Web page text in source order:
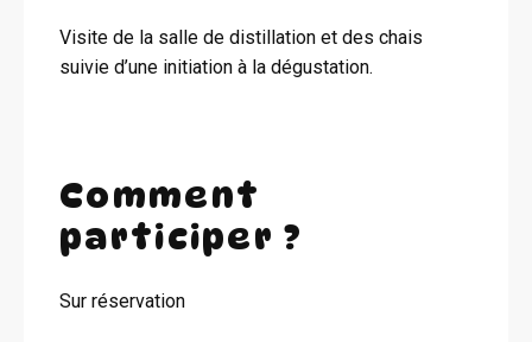
Visite de la salle de distillation et des chais
suivie d’une initiation à la dégustation.
Comment
participer ?
Sur réservation